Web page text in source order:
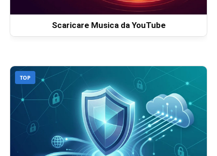
Scaricare Musica da YouTube
TOP